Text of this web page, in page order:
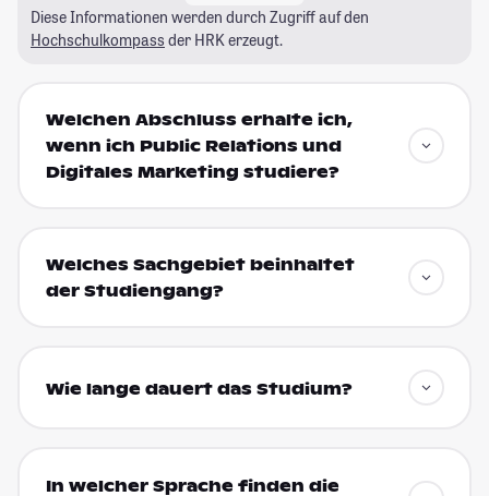
Diese Informationen werden durch Zugriff auf den
Hochschulkompass der HRK erzeugt.
Welchen Abschluss erhalte ich,
wenn ich Public Relations und
Digitales Marketing studiere?
Welches Sachgebiet beinhaltet
der Studiengang?
Wie lange dauert das Studium?
In welcher Sprache finden die